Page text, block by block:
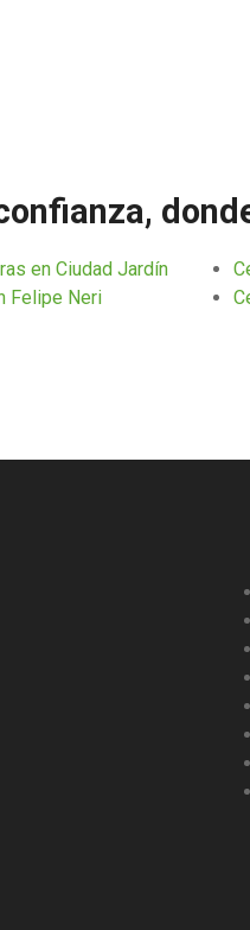
en Ciudad Jardín
Felipe Neri